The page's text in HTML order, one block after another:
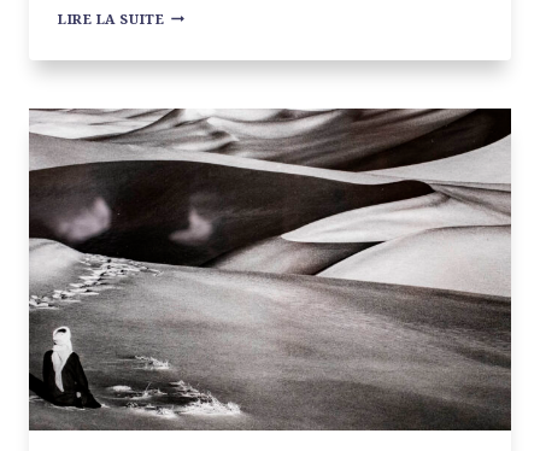
LIRE LA SUITE EXPOSITION
CARTIER